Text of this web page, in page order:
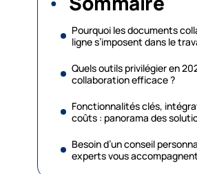
Pourquoi les documents
ligne s’imposent dans le
Quels outils privilégier en
collaboration efficace ?
Fonctionnalités clés,
coûts : panorama des
Besoin d’un conseil
experts vous